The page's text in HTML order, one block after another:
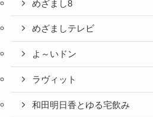
めざまし8
めざましテレビ
よ～いドン
ラヴィット
和田明日香とゆる宅飲み